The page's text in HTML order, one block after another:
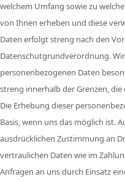
welchem Umfang sowie zu
von Ihnen erheben und diese
Daten erfolgt streng nach den
Datenschutgrundverordnung.
personenbezogenen Daten
streng innerhalb der Grenzen,
Die Erhebung dieser
Basis, wenn uns das möglich ist.
ausdrücklichen Zustimmung an
vertraulichen Daten wie im
Anfragen an uns durch Einsatz